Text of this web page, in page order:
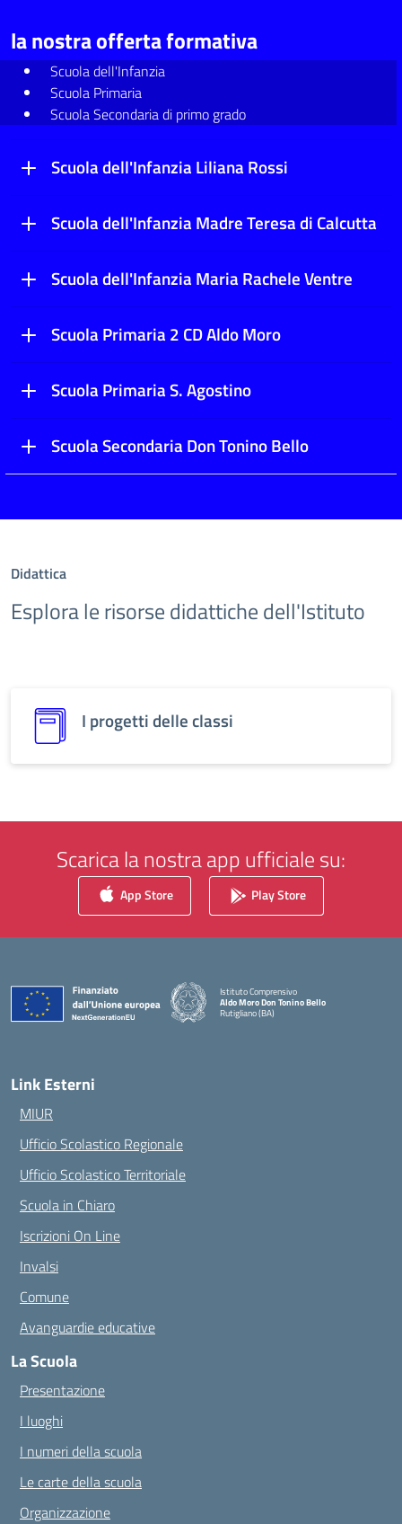
la nostra offerta formativa
Scuola dell'Infanzia
Scuola Primaria
Scuola Secondaria di primo grado
Scuola dell'Infanzia Liliana Rossi
Scuola dell'Infanzia Madre Teresa di Calcutta
Scuola dell'Infanzia Maria Rachele Ventre
Scuola Primaria 2 CD Aldo Moro
Scuola Primaria S. Agostino
Scuola Secondaria Don Tonino Bello
Didattica
Esplora le risorse didattiche dell'Istituto
I progetti delle classi
Scarica la nostra app ufficiale su:
App Store Play Store
Istituto Comprensivo
Aldo Moro Don Tonino Bello
Rutigliano (BA)
Link Esterni
MIUR
Ufficio Scolastico Regionale
Ufficio Scolastico Territoriale
Scuola in Chiaro
Iscrizioni On Line
Invalsi
Comune
Avanguardie educative
La Scuola
Presentazione
I luoghi
I numeri della scuola
Le carte della scuola
Organizzazione